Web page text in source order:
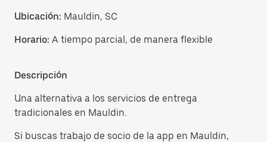
Ubicación: Mauldin, SC
Horario: A tiempo parcial, de manera flexible
Descripción
Una alternativa a los servicios de entrega
tradicionales en Mauldin.
Si buscas trabajo de socio de la app en Mauldin,